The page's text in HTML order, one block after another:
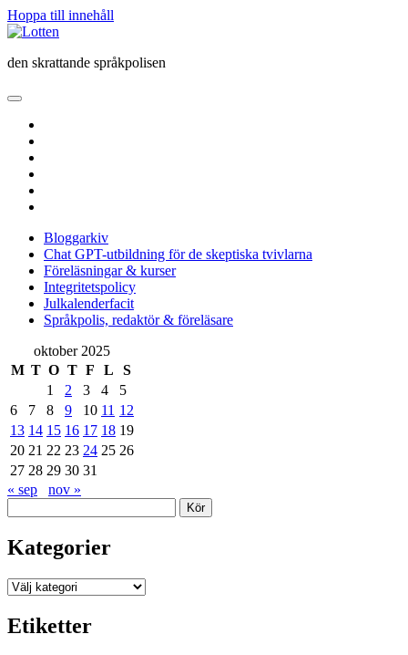
Hoppa till innehåll
Lotten
den skrattande språkpolisen
öppna
meny
Bloggarkiv
Chat GPT-utbildning för de skeptiska tvivlarna
Föreläsningar & kurser
Integritetspolicy
Julkalenderfacit
Språkpolis, redaktör & föreläsare
Sidopanel
oktober 2025
M T O T F L
S
1
2 3 4
5
6
7 8 9 10 11 12
13 14 15 16 17 18 19
20 21 22 23 24 25 26
27 28 29 30 31
« sep
nov »
Kategorier
Kategorier
Etiketter